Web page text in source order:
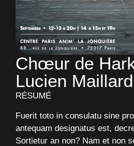
Chœur de
Lucien Maillard
RÉSUMÉ
Fuerit toto in consulatu sine
antequam designatus est,
Sortietur an non? Nam et non